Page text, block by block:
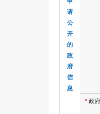
请
公
开
的
政
府
信
息
* 政